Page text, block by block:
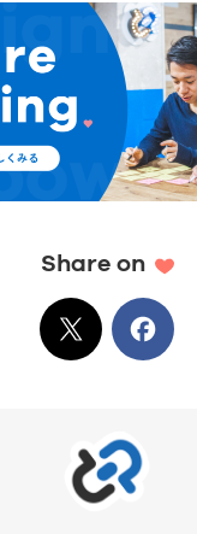
Share on
Xでシェア